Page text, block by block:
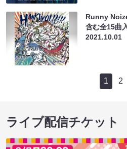
Runny
含む全15曲
2021.10.01
1 2
ライブ配信チケット